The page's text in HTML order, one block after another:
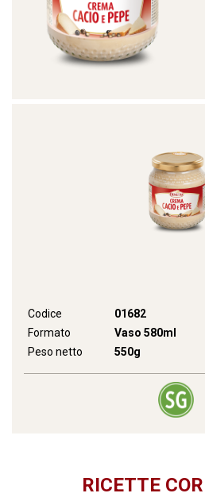
Codice
01682
Formato
Vaso 580ml
Peso netto
550g
RICETTE